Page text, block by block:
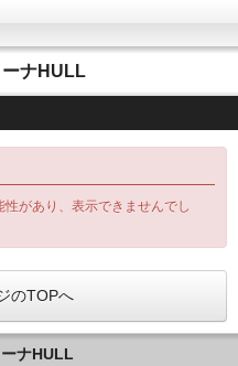
ナHULL
性があり、表示できませんでし
のTOPへ
ナHULL